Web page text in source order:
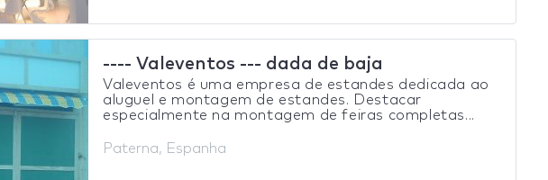
---- Valeventos --- dada de baja
Valeventos é uma empresa de estandes dedicada ao
aluguel e montagem de estandes. Destacar
especialmente na montagem de feiras completas...
Paterna, Espanha